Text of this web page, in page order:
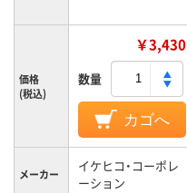
価格
(税込)
￥3,430
数量
カゴへ
メーカー
イケヒコ・コーポレ
ーション